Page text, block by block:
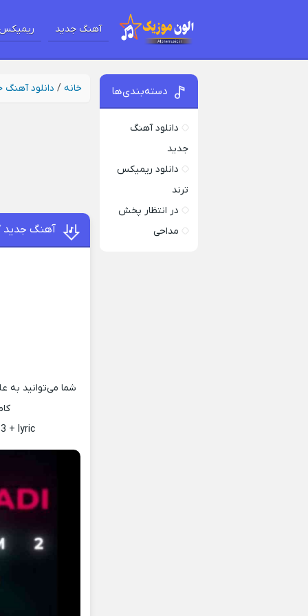
آهنگ جدید
خانه / دانلود آهنگ
آهنگ جدید گیرته
+ lyric
دسته‌بندی‌ها
دانلود آهنگ
جدید
دانلود ریمیکس
ترند
در انتظار پخش
مداحی